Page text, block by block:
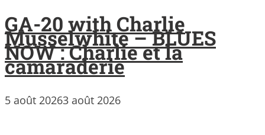
GA-20 with Charlie
Musselwhite – BLUES
NOW : Charlie et la
camaraderie
5 août 20263 août 2026